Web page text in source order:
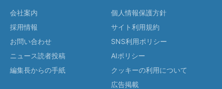
会社案内
採用情報
お問い合わせ
ニュース読者投稿
編集長からの手紙
個人情報保護方針
サイト利用規約
SNS利用ポリシー
AIポリシー
クッキーの利用について
広告掲載